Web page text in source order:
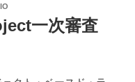
一次審査